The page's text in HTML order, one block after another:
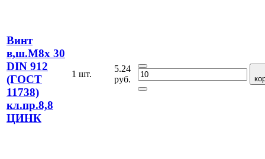
Винт
в,ш.М8х 30
DIN 912
(ГОСТ
11738)
кл.пр.8,8
ЦИНК
1 шт.
5.24
руб.